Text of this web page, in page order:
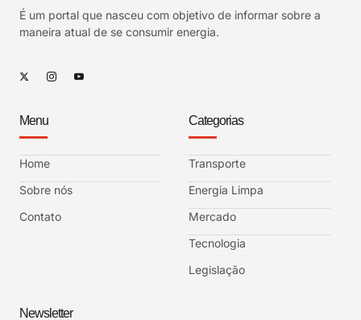
É um portal que nasceu com objetivo de informar sobre a
maneira atual de se consumir energia.
Menu
Home
Sobre nós
Contato
Categorias
Transporte
Energia Limpa
Mercado
Tecnologia
Legislação
Newsletter